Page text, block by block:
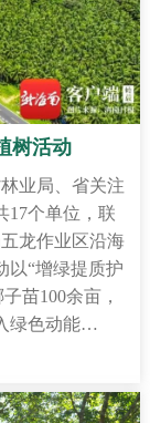
树活动
业局、省关注
17个单位，联
龙作业区沿海
以“增绿提质护
苗100余亩，
绿色动能…